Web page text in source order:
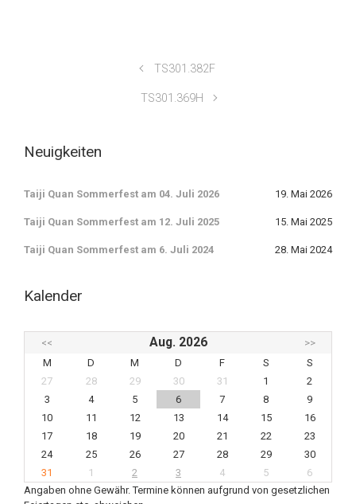
TS301.382F
TS301.369H
Neuigkeiten
Taiji Quan Sommerfest am 04. Juli 2026 19. Mai 2026
Taiji Quan Sommerfest am 12. Juli 2025 15. Mai 2025
Taiji Quan Sommerfest am 6. Juli 2024 28. Mai 2024
Kalender
<< Aug. 2026
>>
M
D M D F S
S
27
28 29 30 31 1
2
3
4 5 6 7 8
9
10
11 12 13 14 15
16
17
18 19 20 21 22
23
24
25 26 27 28 29
30
31
1 2 3 4 5
6
Angaben ohne Gewähr. Termine können aufgrund von gesetzlichen